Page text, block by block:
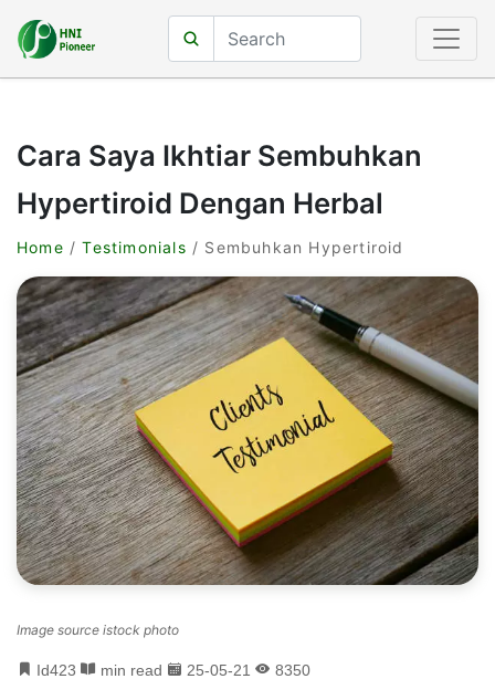
Cara Saya Ikhtiar Sembuhkan
Hypertiroid Dengan Herbal
Home /Testimonials / Sembuhkan Hypertiroid
Image source istock photo
Id423 min read 25-05-21 8350